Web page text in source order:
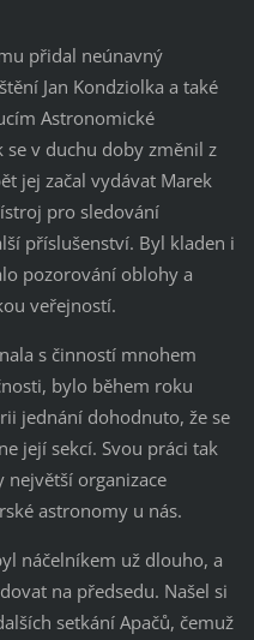
přidal neúnavný
Jan Kondziolka a také
Astronomické
v duchu doby změnil z
jej začal vydávat Marek
pro sledování
příslušenství. Byl kladen i
pozorování oblohy a
veřejností.
s činností mnohem
bylo během roku
jednání dohodnuto, že se
její sekcí. Svou práci tak
organizace
astronomy u nás.
náčelníkem už dlouho, a
na předsedu. Našel si
setkání Apačů, čemuž